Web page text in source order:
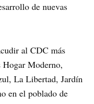
de nuevas
al CDC más
Hogar Moderno,
La Libertad, Jardín
en el poblado de